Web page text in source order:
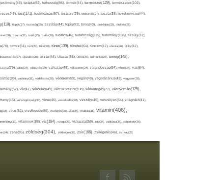
terápia(92), terhesség(96), termék(44), természet(129), természetes(103),
test(171), testmozgás(97), testsúly(79), testtartás(27), tészta(39), tevékenység(44),
tippek(27), tisztaság(35), tisztítás(44), tojás(91), torna(43), torokfájás(32), törődés(27),
trauma(31), trükk(25), tudás(30), tudatos(46), tudatosság(115), tudomány(106), túlsúly(72),
turmix(64), túró(29), tüdő(28), tünet(139), tünetek(64), türelem(47), uborka(26), újév(42),
újszülött(26), úszás(46), Utazás(85), Üdítő(26), ülőmunka(27), ünnep(148),
válás(24), választás(29), változás(48), változatos(24), várandósság(54), város(24), vas(64),
vashiány(31), védekezés(28), védelem(59), vegán(48), vegetáriánus(43), vegyszer(28),
vér(41), vércukor(49), vércukorszint(108), vérkeringés(77), vérnyomás(125),
vérszegénység(34), vese(46), veszekedés(29), veszély(45), veszélyes(54), világháló(41),
vírus(82), viselkedés(86), viszketés(30), vita(34), vitalitás(31), vitamin(406),
vitaminok(86), víz(184), vizsga(26), vizsgálat(59), zab(34), zabkása(36), zabpehely(36),
zene(85), zöldség(304), zöldségek(32), zsír(166), zsírégetés(46), zsírsav(25)